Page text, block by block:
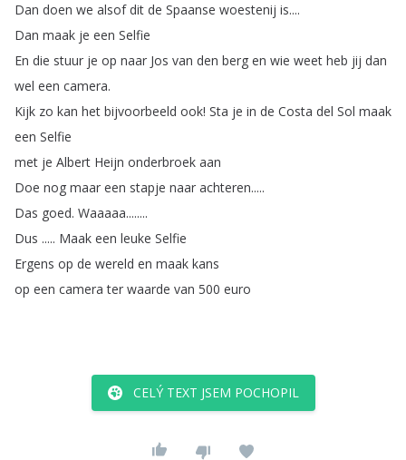
Dan doen we alsof dit de Spaanse woestenij is....
Dan maak je een Selfie
En die stuur je op naar Jos van den berg en wie weet heb jij dan
wel een camera.
Kijk zo kan het bijvoorbeeld ook! Sta je in de Costa del Sol maak
een Selfie
met je Albert Heijn onderbroek aan
Doe nog maar een stapje naar achteren.....
Das goed. Waaaaa........
Dus ..... Maak een leuke Selfie
Ergens op de wereld en maak kans
op een camera ter waarde van 500 euro
CELÝ TEXT JSEM POCHOPIL